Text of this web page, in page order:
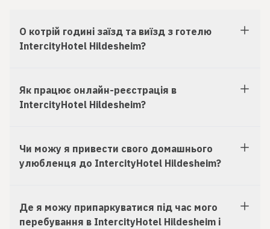
О котрій годині заїзд та виїзд з готелю
IntercityHotel Hildesheim?
Як працює онлайн-реєстрація в
IntercityHotel Hildesheim?
Чи можу я привести свого домашнього
улюбленця до IntercityHotel Hildesheim?
Де я можу припаркуватися під час мого
перебування в IntercityHotel Hildesheim і